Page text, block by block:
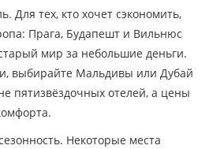
Для тех, кто хочет сэкономить,
Прага, Будапешт и Вильнюс
мир за небольшие деньги.
выбирайте Мальдивы или Дубай
пятизвёздочных отелей, а цены
Некоторые места